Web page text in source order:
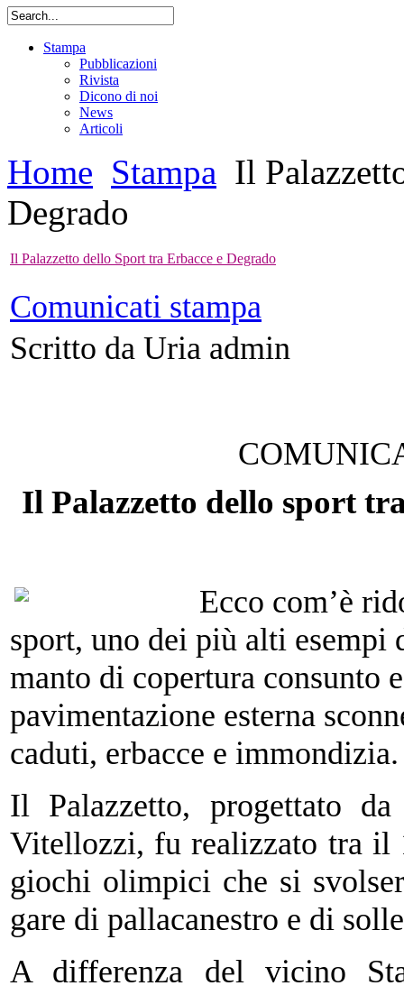
Stampa
Pubblicazioni
Rivista
Dicono di noi
News
Articoli
Home Stampa Il
Degrado
Il Palazzetto dello Sport tra Erbacce e Degrado
Comunicati stampa
Scritto da Uria admin
Il Palazzetto dello sport
Ecco com’è
sport, uno dei più alti esempi
manto di copertura consunto
pavimentazione esterna
caduti, erbacce e immondizia.
Il Palazzetto, progettato
Vitellozzi, fu realizzato tra il
giochi olimpici che si
gare di pallacanestro e di
A differenza del vicino